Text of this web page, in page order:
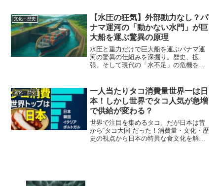
策までを紐解く。
文化・歴史
【水圧の狂気】外部動力なし？パ
ナマ運河の「動かない水門」が巨
大船を運ぶ驚異の原理
水圧と重力だけで巨大船を運ぶパナマ運
河の驚異の仕組みを深掘り。歴史、拡
張、そして現代の「水不足」の危機を解
文化・歴史
一人当たりタコ消費量世界一は日
本！しかし世界でタコ人気が急増
で供給が変わる？
世界で注目を集めるタコ。だが日本は昔
から“タコ大国”だった！消費量・文化・歴
史の視点から日本の特異な食文化を解説